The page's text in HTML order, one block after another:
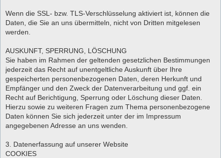
Wenn die SSL- bzw. TLS-Verschlüsselung aktiviert ist, können die
Daten, die Sie an uns übermitteln, nicht von Dritten mitgelesen
werden.
AUSKUNFT, SPERRUNG, LÖSCHUNG
Sie haben im Rahmen der geltenden gesetzlichen Bestimmungen
jederzeit das Recht auf unentgeltliche Auskunft über Ihre
gespeicherten personenbezogenen Daten, deren Herkunft und
Empfänger und den Zweck der Datenverarbeitung und ggf. ein
Recht auf Berichtigung, Sperrung oder Löschung dieser Daten.
Hierzu sowie zu weiteren Fragen zum Thema personenbezogene
Daten können Sie sich jederzeit unter der im Impressum
angegebenen Adresse an uns wenden.
3. Datenerfassung auf unserer Website
COOKIES